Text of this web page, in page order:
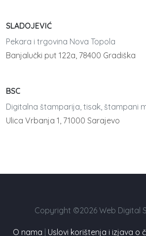
SLADOJEVIĆ
Pekara i trgovina Nova Topola
Banjalučki put 122a, 78400 Gradiška
BSC
Digitalna štamparija, tisak, štampani
Ulica Vrbanja 1, 71000 Sarajevo
Copyright ©2026 Web Digital
O nama Uslovi korištenja i izjava o